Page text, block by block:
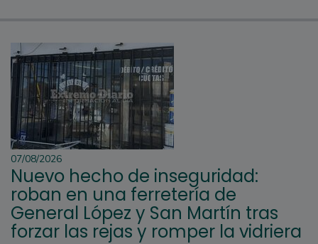
07/08/2026
Nuevo hecho de inseguridad:
roban en una ferretería de
General López y San Martín tras
forzar las rejas y romper la vidriera